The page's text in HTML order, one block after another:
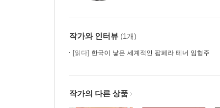
작가와 인터뷰 (1개)
[읽다] 한국이 낳은 세계적인 팝페라 테너 임형주
작가의 다른 상품